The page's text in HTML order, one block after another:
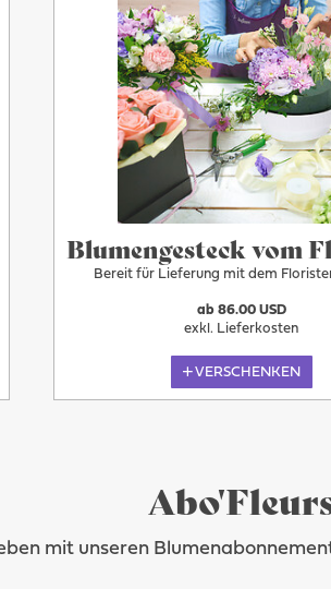
Blumengesteck vom
Bereit für Lieferung mit dem
ab 86.00 USD
exkl. Lieferkosten
VERSCHENKEN
mit unseren